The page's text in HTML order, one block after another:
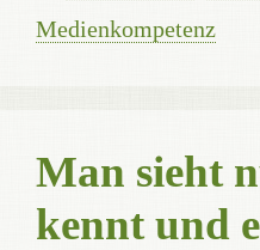
Medienkompetenz
Man sieht
kennt und